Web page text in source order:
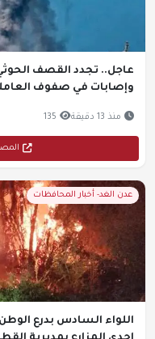
عاجل.. تجدد القصف الحوثي
وإصابات في صفوف
منذ 13 دقيقة 135
عدن الغد- أخبار المحافظات
اللواء السادس بدرع